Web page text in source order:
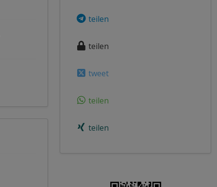
teilen
teilen
tweet
teilen
teilen